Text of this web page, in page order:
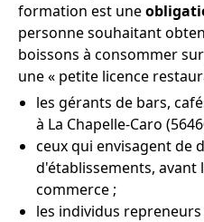
formation est une
personne souhaitant
boissons à consommer
une « petite licence
les gérants de bars,
à La Chapelle-Caro
ceux qui envisagent de
d'établissements, avant
commerce ;
les individus